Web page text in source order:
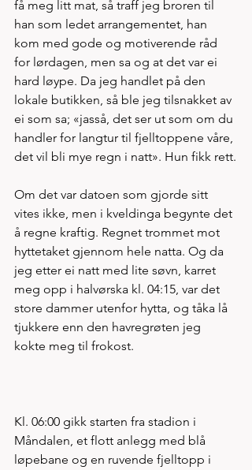
få meg litt mat, så traff jeg broren til
han som ledet arrangementet, han
kom med gode og motiverende råd
for lørdagen, men sa og at det var ei
hard løype. Da jeg handlet på den
lokale butikken, så ble jeg tilsnakket av
ei som sa; «jasså, det ser ut som om du
handler for langtur til fjelltoppene våre,
det vil bli mye regn i natt». Hun fikk rett.
Om det var datoen som gjorde sitt
vites ikke, men i kveldinga begynte det
å regne kraftig. Regnet trommet mot
hyttetaket gjennom hele natta. Og da
jeg etter ei natt med lite søvn, karret
meg opp i halvørska kl. 04:15, var det
store dammer utenfor hytta, og tåka lå
tjukkere enn den havregrøten jeg
kokte meg til frokost.
Kl. 06:00 gikk starten fra stadion i
Måndalen, et flott anlegg med blå
løpebane og en ruvende fjelltopp i